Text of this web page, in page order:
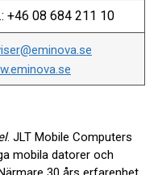
+46 08 684 211 10
. JLT Mobile Computers
mobila datorer och